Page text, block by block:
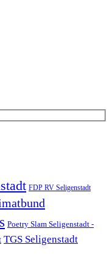
FDP RV Seligenstadt
Poetry Slam Seligenstadt -
TGS Seligenstadt